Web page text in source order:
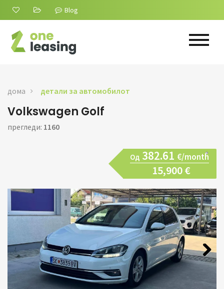
Blog
дома детали за автомобилот
Volkswagen Golf
прегледи: 1160
Од 382.61 €/month
15,900 €
Next